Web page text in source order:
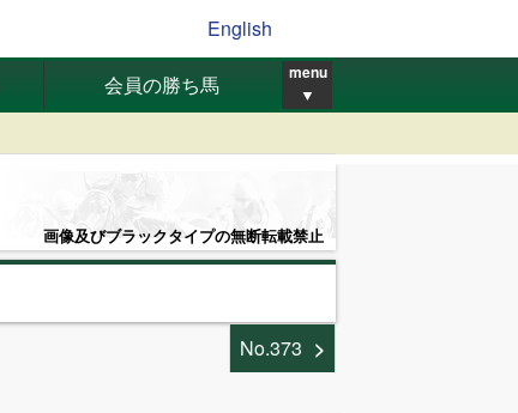
English
会員の勝ち馬 menu
▼
画像及びブラックタイプの無断転載禁止
No.373